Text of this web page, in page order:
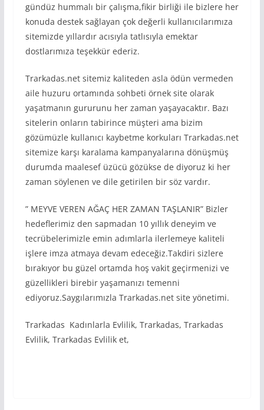
gündüz hummalı bir çalışma,fikir birliği ile bizlere her
konuda destek sağlayan çok değerli kullanıcılarımıza
sitemizde yıllardır acısıyla tatlısıyla emektar
dostlarımıza teşekkür ederiz.
Trarkadas.net sitemiz kaliteden asla ödün vermeden
aile huzuru ortamında sohbeti örnek site olarak
yaşatmanın gururunu her zaman yaşayacaktır. Bazı
sitelerin onların tabirince müşteri ama bizim
gözümüzle kullanıcı kaybetme korkuları Trarkadas.net
sitemize karşı karalama kampanyalarına dönüşmüş
durumda maalesef üzücü gözükse de diyoruz ki her
zaman söylenen ve dile getirilen bir söz vardır.
” MEYVE VEREN AĞAÇ HER ZAMAN TAŞLANIR” Bizler
hedeflerimiz den sapmadan 10 yıllık deneyim ve
tecrübelerimizle emin adımlarla ilerlemeye kaliteli
işlere imza atmaya devam edeceğiz.Takdiri sizlere
bırakıyor bu güzel ortamda hoş vakit geçirmenizi ve
güzellikleri birebir yaşamanızı temenni
ediyoruz.Saygılarımızla Trarkadas.net site yönetimi.
Trarkadas Kadınlarla Evlilik, Trarkadas, Trarkadas
Evlilik, Trarkadas Evlilik et,